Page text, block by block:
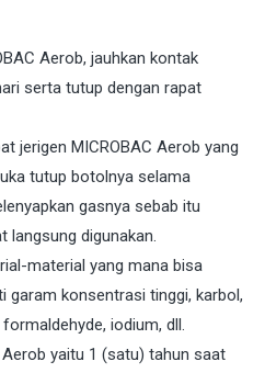
Aerob, jauhkan kontak
serta tutup dengan rapat
jerigen MICROBAC Aerob yang
tutup botolnya selama
gasnya sebab itu
langsung digunakan.
material yang mana bisa
garam konsentrasi tinggi, karbol,
iodium, dll.
yaitu 1 (satu) tahun saat